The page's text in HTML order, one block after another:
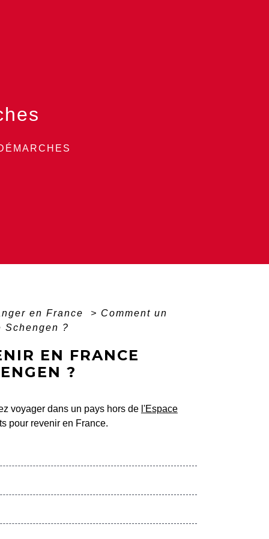
en France > Comment un
?
EN FRANCE
?
voyager dans un pays hors de l'Espace
pour revenir en France.